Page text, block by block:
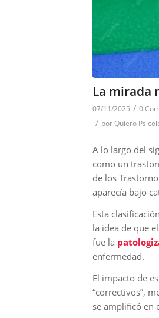
La mirada
07/11/2025 / 0
/ porQuiero
A lo largo del
como un
de los
aparecía bajo
Esta
la idea de que
fue la
enfermedad.
El impacto de
“correctivos”,
se amplificó en